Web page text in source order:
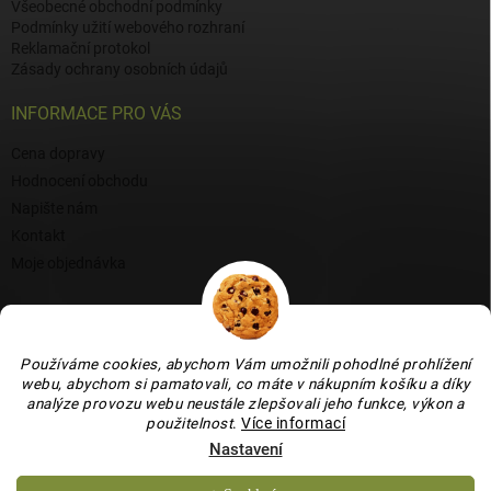
Používáme cookies, abychom Vám umožnili pohodlné prohlížení
webu, abychom si pamatovali, co máte v nákupním košíku a díky
analýze provozu webu neustále zlepšovali jeho funkce, výkon a
použitelnost. Více informací
Nastavení
Všeobecné obchodní podmínky
Podmínky užití webového rozhraní
Reklamační protokol
Zásady ochrany osobních údajů
INFORMACE PRO VÁS
Proč si vybrat naši keramiku?
Jak vybrat vánoční venkovní dekoraci: tipy a inspirace
Co dokážou vaječné skořápky v zahradě, květináči i na balkoně